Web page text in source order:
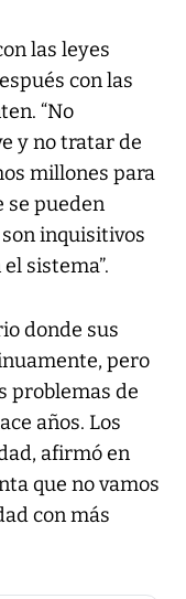
las leyes
con las
“No
y no tratar de
millones para
se pueden
inquisitivos
sistema”.
donde sus
pero
problemas de
años. Los
afirmó en
que no vamos
con más